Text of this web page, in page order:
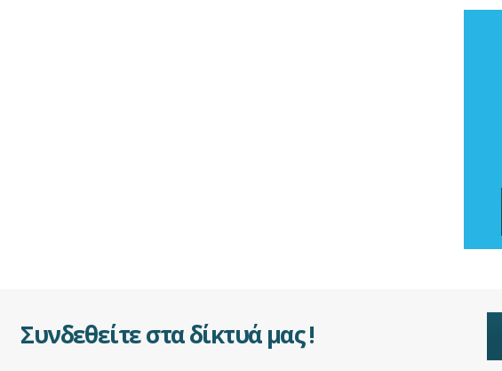
Συνδεθείτε στα δίκτυά μας !